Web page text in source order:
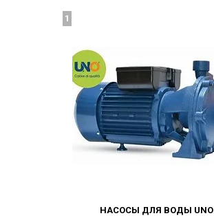
НАСОСЫ ДЛЯ ВОДЫ UNO
1